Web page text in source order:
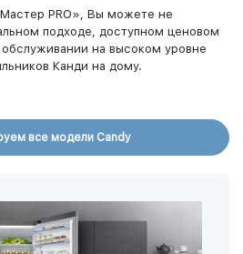
PRO», Вы можете не
подходе, доступном ценовом
на высоком уровне
Канди на дому.
все модели Candy